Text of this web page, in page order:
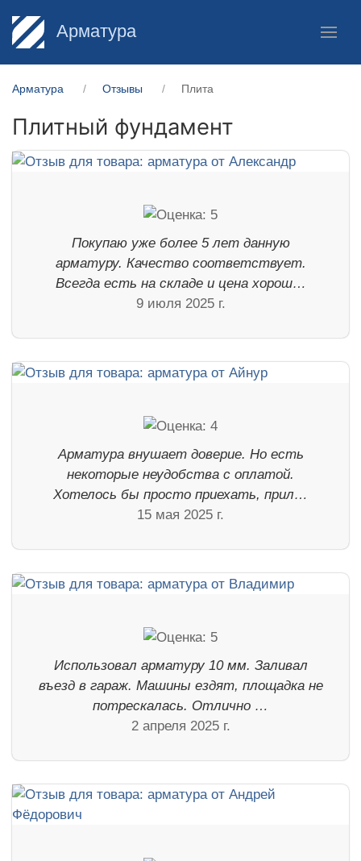
Арматура
Арматура Отзывы Плита
Плитный фундамент
Покупаю уже более 5 лет данную
арматуру. Качество соответствует.
Всегда есть на складе и цена хорош…
9 июля 2025 г.
Арматура внушает доверие. Но есть
некоторые неудобства с оплатой.
Хотелось бы просто приехать, прил…
15 мая 2025 г.
Использовал арматуру 10 мм. Заливал
въезд в гараж. Машины ездят, площадка не
потрескалась. Отлично …
2 апреля 2025 г.